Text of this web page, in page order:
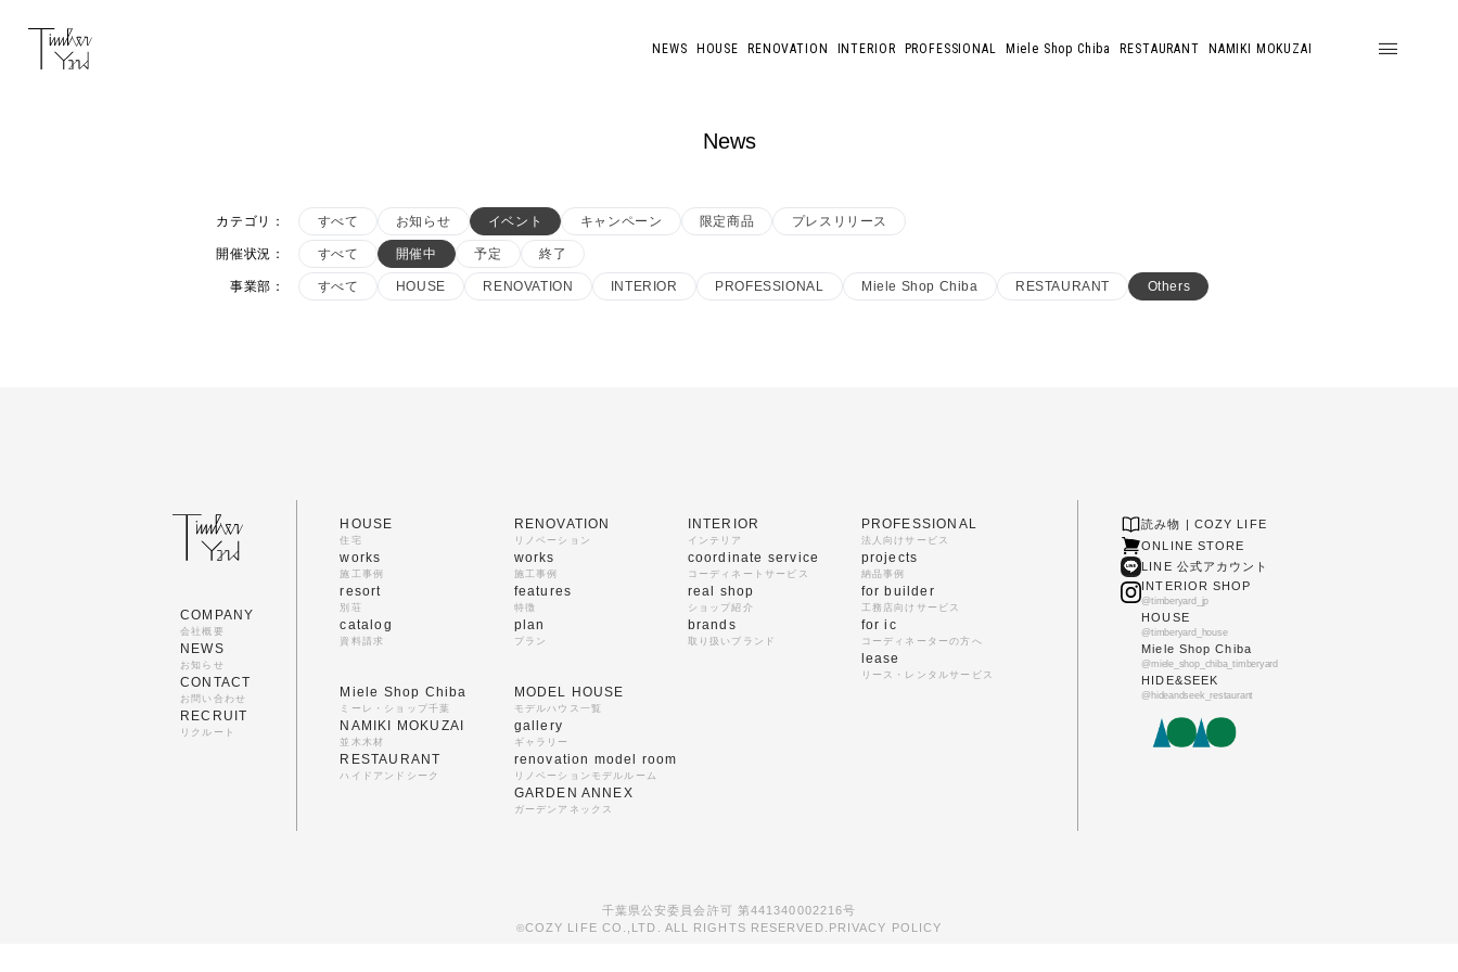
NEWS HOUSE RENOVATION INTERIOR PROFESSIONAL Miele Shop Chiba RESTAURANT NAMIKI MOKUZAI
News
カテゴリ ： すべて お知らせ イベント キャンペーン 限定商品 プレスリリース
開催状況 ： すべて 開催中 予定 終了
事業部 ： すべて HOUSE RENOVATION INTERIOR PROFESSIONAL Miele Shop Chiba RESTAURANT Others
COMPANY
会社概要
NEWS
お知らせ
CONTACT
お問い合わせ
RECRUIT
リクルート
HOUSE
住宅
works
施工事例
resort
別荘
catalog
資料請求
RENOVATION
リノベーション
works
施工事例
features
特徴
plan
プラン
INTERIOR
インテリア
coordinate service
コーディネートサービス
real shop
ショップ紹介
brands
取り扱いブランド
PROFESSIONAL
法人向けサービス
projects
納品事例
for builder
工務店向けサービス
for ic
コーディネーターの方へ
lease
リース・レンタルサービス
Miele Shop Chiba
ミーレ・ショップ千葉
NAMIKI MOKUZAI
並木木材
RESTAURANT
ハイドアンドシーク
MODEL HOUSE
モデルハウス一覧
gallery
ギャラリー
renovation model room
リノベーションモデルルーム
GARDEN ANNEX
ガーデンアネックス
読み物 | COZY LIFE
ONLINE STORE
LINE 公式アカウント
INTERIOR SHOP
@timberyard_jp
HOUSE
@timberyard_house
Miele Shop Chiba
@miele_shop_chiba_timberyard
HIDE&SEEK
@hideandseek_restaurant
千葉県公安委員会許可 第441340002216号
©COZY LIFE CO.,LTD. ALL RIGHTS RESERVED. PRIVACY POLICY